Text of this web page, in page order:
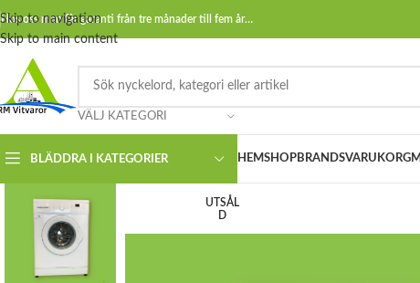
Skip to navigation
Skip to main content
Hos oss man får garanti från tre månader till fem år…
VÄLJ KATEGORI
BLÄDDRA I KATEGORIER HEMSHOPBRANDSVARUKORG
UTSÅL
D